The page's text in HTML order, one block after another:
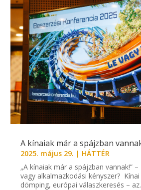
A kínaiak már a spájzban
2025. május 29. | HÁTTÉR
„A kínaiak már a spájzban vannak!”
vagy alkalmazkodási kényszer?
dömping, európai válaszkeresés –